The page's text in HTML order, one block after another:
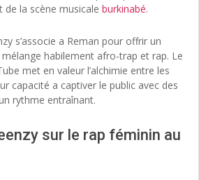
de la scène musicale burkinabé.
s’associe a Reman pour offrir un
habilement afro-trap et rap. Le
met en valeur l’alchimie entre les
capacité a captiver le public avec des
rythme entraînant.
sur le rap féminin au